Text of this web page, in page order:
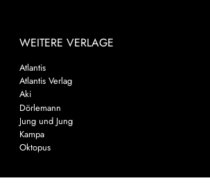
WEITERE VERLAGE
Atlantis
Atlantis Verlag
Aki
Dörlemann
Jung und Jung
Kampa
Oktopus